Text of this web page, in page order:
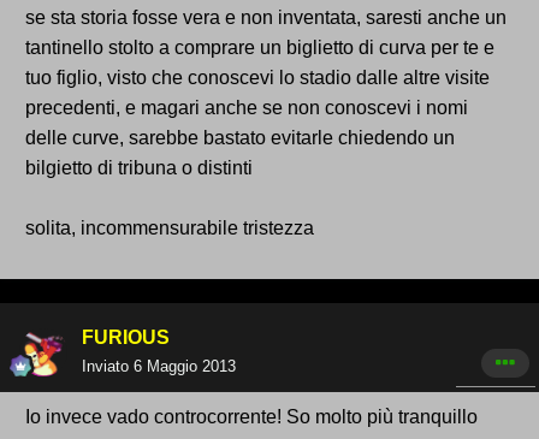
se sta storia fosse vera e non inventata, saresti anche un
tantinello stolto a comprare un biglietto di curva per te e
tuo figlio, visto che conoscevi lo stadio dalle altre visite
precedenti, e magari anche se non conoscevi i nomi
delle curve, sarebbe bastato evitarle chiedendo un
bilgietto di tribuna o distinti
solita, incommensurabile tristezza
FURIOUS
Inviato 6 Maggio 2013
Io invece vado controcorrente! So molto più tranquillo